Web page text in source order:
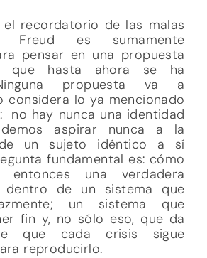
recordatorio de las malas
Freud es sumamente
pensar en una propuesta
que hasta ahora se ha
propuesta va a
considera lo ya mencionado
no hay nunca una identidad
aspirar nunca a la
un sujeto idéntico a sí
fundamental es: cómo
entonces una verdadera
dentro de un sistema que
un sistema que
fin y, no sólo eso, que da
que cada crisis sigue
reproducirlo.